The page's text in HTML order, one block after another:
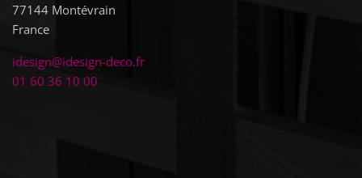
77144 Montévrain
France
idesign@idesign-deco.fr
01 60 36 10 00